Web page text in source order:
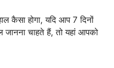
कैसा होगा, यदि आप 7 दिनों
जानना चाहते हैं, तो यहां आपको